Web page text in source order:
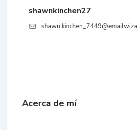
shawnkinchen27
Acerca de mí